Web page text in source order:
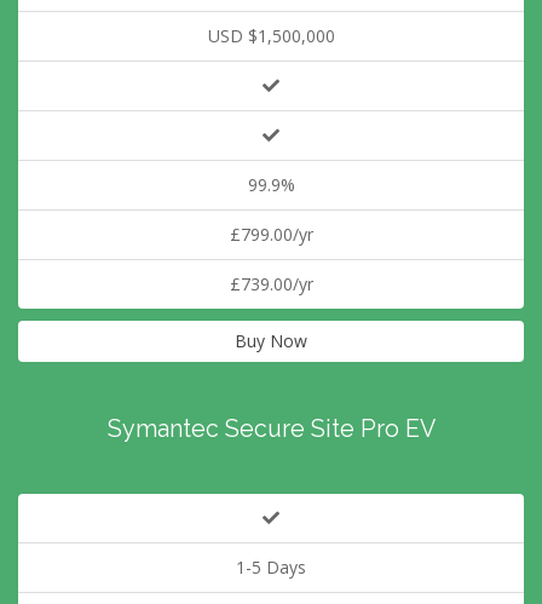
USD $1,500,000
99.9%
£799.00/yr
£739.00/yr
Buy Now
Symantec Secure Site Pro EV
1-5 Days